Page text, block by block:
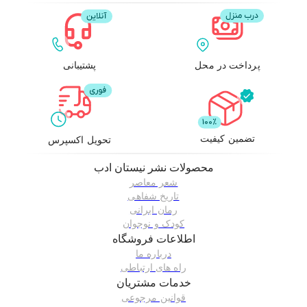
پشتیبانی پرداخت در محل
تحویل اکسپرس تضمین کیفیت
محصولات نشر نیستان ادب
شعر معاصر
تاریخ شفاهی
رمان ایرانی
کودک و نوجوان
اطلاعات فروشگاه
درباره ما
راه های ارتباطی
خدمات مشتریان
قوانین مرجوعی